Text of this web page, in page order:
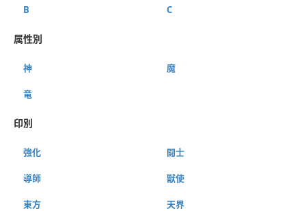
B C
属性別
神 魔
竜
印別
強化 闘士
導師 獣使
東方 天界